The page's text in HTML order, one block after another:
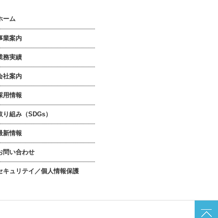
ーム
業案内
務実績
社案内
用情報
り組み（SDGs）
新情報
問い合わせ
キュリテイ／個人情報保護